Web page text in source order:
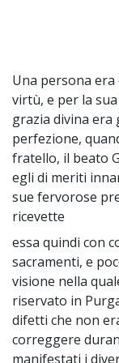
Una persona
virtù, e per la
grazia divina era
perfezione,
fratello, il beato
egli di meriti
sue fervorose
ricevette
essa quindi con
sacramenti, e
visione nella
riservato in
difetti che non
correggere
manifestati i